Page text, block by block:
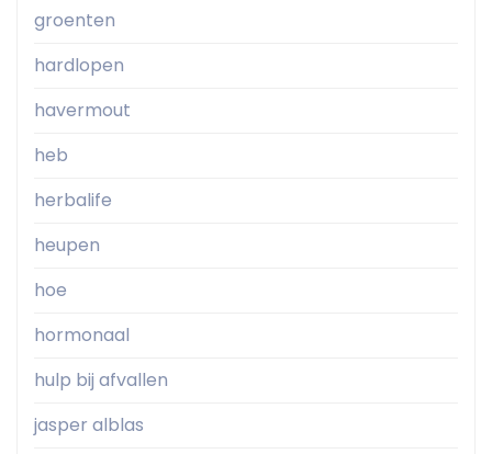
groenten
hardlopen
havermout
heb
herbalife
heupen
hoe
hormonaal
hulp bij afvallen
jasper alblas